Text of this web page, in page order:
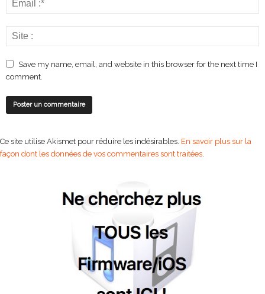
Save my name, email, and website in this browser for the next time I
comment.
Ce site utilise Akismet pour réduire les indésirables. En savoir plus sur la
façon dont les données de vos commentaires sont traitées.